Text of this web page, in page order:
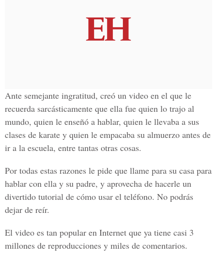
Ante semejante ingratitud, creó un video en el que le
recuerda sarcásticamente que ella fue quien lo trajo al
mundo, quien le enseñó a hablar, quien le llevaba a sus
clases de karate y quien le empacaba su almuerzo antes de
ir a la escuela, entre tantas otras cosas.
Por todas estas razones le pide que llame para su casa para
hablar con ella y su padre, y aprovecha de hacerle un
divertido tutorial de cómo usar el teléfono. No podrás
dejar de reír.
El video es tan popular en Internet que ya tiene casi 3
millones de reproducciones y miles de comentarios.